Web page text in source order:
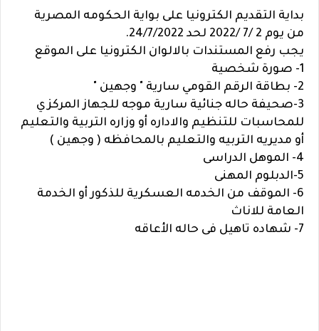
بداية التقديم الكترونيا على بواية الحكومه المصرية
من يوم 2 /7 /2022 لحد 24/7/2022.
يجب رفع المستندات بالالوان الكترونيا على الموقع
1- صورة شخصية
2- بطاقة الرقم القومي سارية " وجهين "
3-صحيفة حاله جنائية سارية موجه للجهاز المركزي
للمحاسبات للتنظيم والاداره أو وزاره التربية والتعليم
أو مديريه التربيه والتعليم بالمحافظه ( وجهين )
4- الموهل الدراسى
5-الدبلوم المهنى
6- الموقف من الخدمه العسكرية للذكور أو الخدمة
العامة للاناث
7- شهاده تاهيل فى حاله الأعاقه